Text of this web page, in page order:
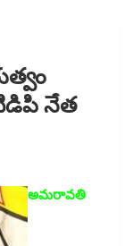
నేత
అమరావతి